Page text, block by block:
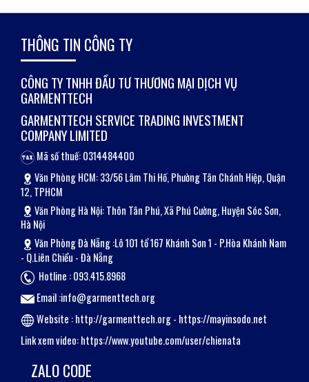
THÔNG TIN CÔNG TY
CÔNG TY TNHH ĐẦU TƯ THƯƠNG MẠI DỊCH VỤ
GARMENTTECH
GARMENTTECH SERVICE TRADING INVESTMENT
COMPANY LIMITED
Mã số thuế: 0314484400
Văn Phòng HCM: 33/56 Lâm Thi Hố, Phường Tân Chánh Hiệp, Quận
12, TPHCM
Văn Phòng Hà Nội: Thôn Tân Phú, Xã Phú Cường, Huyện Sóc Sơn,
Hà Nội
Văn Phòng Đà Nẵng :Lô 101 tổ 167 Khánh Sơn 1 - P.Hòa Khánh Nam
- Q.Liên Chiểu - Đà Nẵng
Hotline : 093.415.8968
Email :info@garmenttech.org
Website :http://garmenttech.org- https://mayinsodo.net
Link xem video:https://www.youtube.com/user/chienata
ZALO CODE